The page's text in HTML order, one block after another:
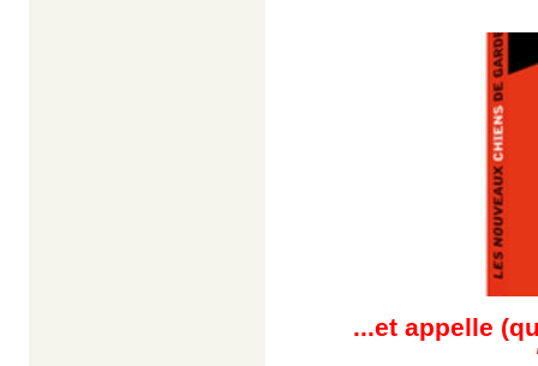
...et appelle